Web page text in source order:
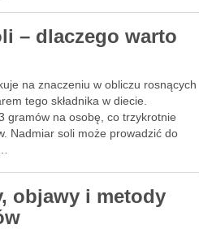
– dlaczego warto
na znaczeniu w obliczu rosnących
tego składnika w diecie.
gramów na osobę, co trzykrotnie
Nadmiar soli może prowadzić do
objawy i metody